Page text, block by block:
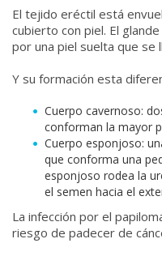
El tejido eréctil está
cubierto con piel. El
por una piel suelta que se
Y su formación esta
Cuerpo cavernoso:
conforman la mayor
Cuerpo esponjoso:
que conforma una
esponjoso rodea la
el semen hacia el
La infección por el
riesgo de padecer de